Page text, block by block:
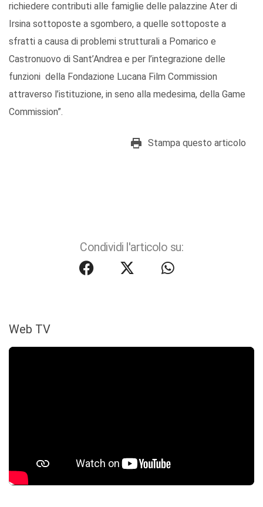
richiedere contributi alle famiglie delle palazzine Ater di
Irsina sottoposte a sgombero, a quelle sottoposte a
sfratti a causa di problemi strutturali a Pomarico e
Castronuovo di Sant’Andrea e per l’integrazione delle
funzioni della Fondazione Lucana Film Commission
attraverso l’istituzione, in seno alla medesima, della Game
Commission”.
Stampa questo articolo
Condividi l'articolo su:
Web TV